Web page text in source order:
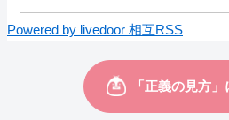
Powered by livedoor 相互RSS